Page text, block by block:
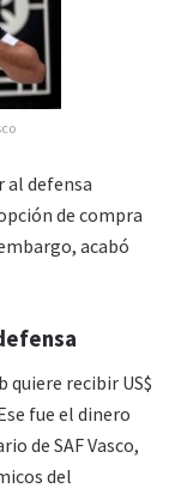
al defensa
de compra
acabó
quiere recibir US$
fue el dinero
de SAF Vasco,
del